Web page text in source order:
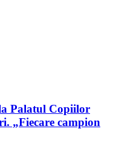
Palatul Copiilor
„Fiecare campion